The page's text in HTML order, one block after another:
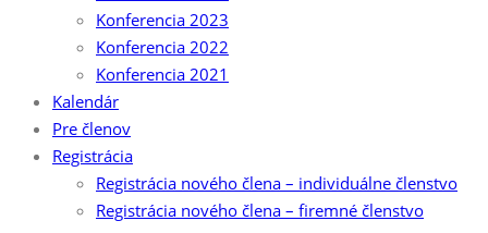
Konferencia 2023
Konferencia 2022
Konferencia 2021
Kalendár
Pre členov
Registrácia
Registrácia nového člena – individuálne členstvo
Registrácia nového člena – firemné členstvo